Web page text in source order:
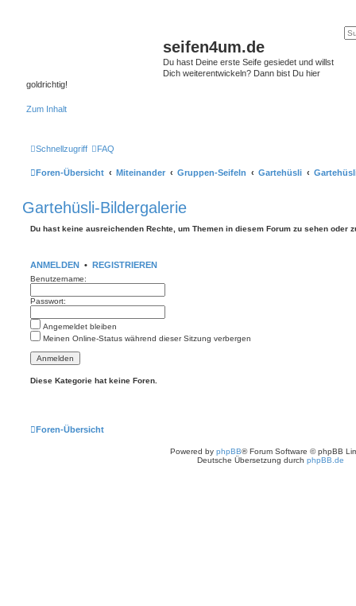
seifen4um.de
Du hast Deine erste Seife gesiedet und willst
Dich weiterentwickeln? Dann bist Du hier
goldrichtig!
Zum Inhalt
Schnellzugriff FAQ
Foren-Übersicht Miteinander Gruppen-Seifeln Gartehüsli
Gartehüsli-Bildergalerie
Du hast keine ausreichenden Rechte, um Themen in diesem Forum zu sehen oder
ANMELDEN • REGISTRIEREN
Benutzername:
Passwort:
Angemeldet bleiben
Meinen Online-Status während dieser Sitzung verbergen
Diese Kategorie hat keine Foren.
Foren-Übersicht
Powered by phpBB® Forum Software © phpBB
Deutsche Übersetzung durch phpBB.de